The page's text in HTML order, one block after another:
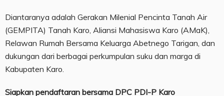
Diantaranya adalah Gerakan Milenial Pencinta Tanah Air
(GEMPITA) Tanah Karo, Aliansi Mahasiswa Karo (AMaK),
Relawan Rumah Bersama Keluarga Abetnego Tarigan, dan
dukungan dari berbagai perkumpulan suku dan marga di
Kabupaten Karo.
Siapkan pendaftaran bersama DPC PDI-P Karo